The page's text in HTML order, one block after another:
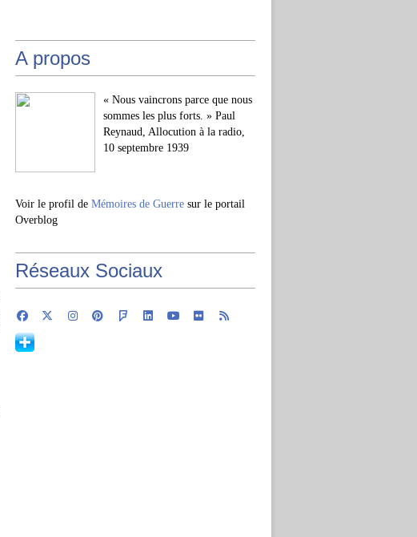
A propos
« Nous vaincrons parce que nous
sommes les plus forts. » Paul
Reynaud, Allocution à la radio,
10 septembre 1939
Voir le profil de Mémoires de Guerre sur le portail
Overblog
Réseaux Sociaux